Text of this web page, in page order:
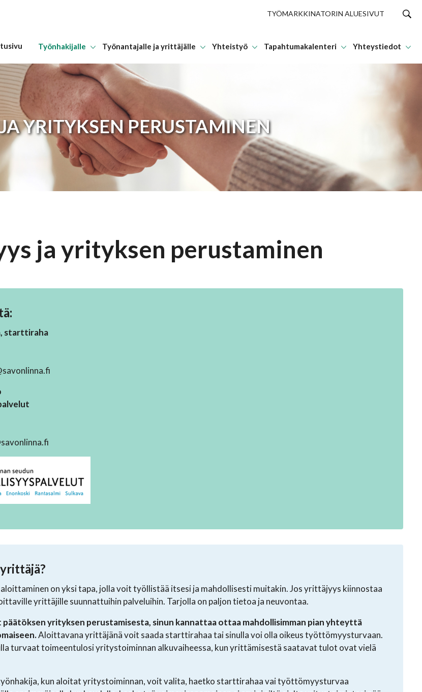
TYÖMARKKINATORIN ALUESIVUT
Työnhakijalle Työnantajalle ja yrittäjälle Yhteistyö Tapahtumakalenteri Yhteystiedot
YRITYKSEN PERUSTAMINEN
ja yrityksen perustaminen
starttiraha
on yksi tapa, jolla voit työllistää itsesi ja mahdollisesti muitakin. Jos yrittäjyys kiinnostaa
yrittäjille suunnattuihin palveluihin. Tarjolla on paljon tietoa ja neuvontaa.
yrityksen perustamisesta, sinun kannattaa ottaa mahdollisimman pian yhteyttä
Aloittavana yrittäjänä voit saada starttirahaa tai sinulla voi olla oikeus työttömyysturvaan.
turvaat toimeentulosi yritystoiminnan alkuvaiheessa, kun yrittämisestä saatavat tulot ovat vielä
kun aloitat yritystoiminnan, voit valita, haetko starttirahaa vai työttömyysturvaa